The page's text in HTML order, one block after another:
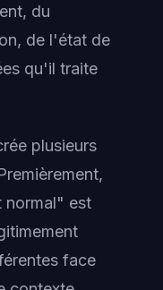
du
de l'état de
qu'il traite
plusieurs
normal" est
face